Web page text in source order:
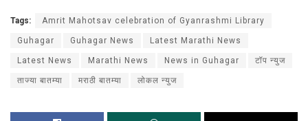
Tags: Amrit Mahotsav celebration of Gyanrashmi Library
Guhagar Guhagar News Latest Marathi News
Latest News Marathi News News in Guhagar टॉप न्युज
ताज्या बातम्या मराठी बातम्या लोकल न्युज